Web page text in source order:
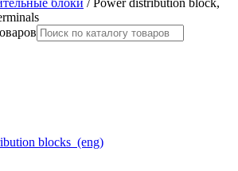
блоки / Power distribution block,
blocks (eng)